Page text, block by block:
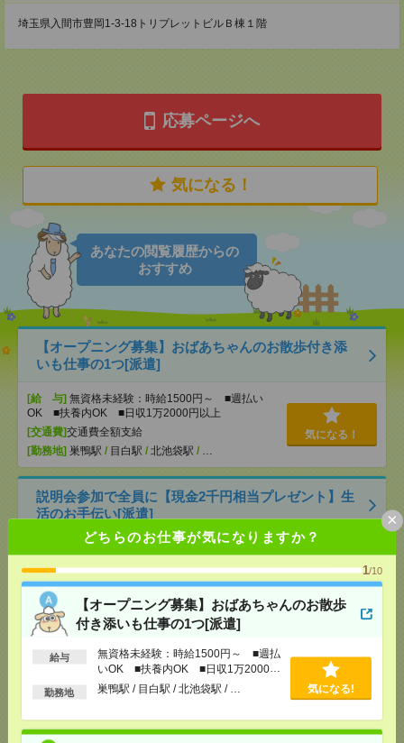
どちらのお仕事が気になりますか？
1/10
【オープニング募集】おばあちゃんのお散歩
付き添いも仕事の1つ[派遣]
給与
無資格未経験：時給1500円～ ■週払
いOK ■扶養内OK ■日収1万2000円
以上
勤務地 巣鴨駅 / 目白駅 / 北池袋駅 / … 気になる!
×
埼玉県入間市豊岡1-3-18トリプレットビルＢ棟１階
応募ページへ
気になる！
あなたの閲覧履歴からの
おすすめ
【オープニング募集】おばあちゃんのお散歩付き添
いも仕事の1つ[派遣]
[給 与] 無資格未経験：時給1500円～ ■週払い
OK ■扶養内OK ■日収1万2000円以上
[交通費]交通費全額支給
[勤務地] 巣鴨駅 / 目白駅 / 北池袋駅 / …
気になる！
説明会参加で全員に【現金2千円相当プレゼント】生
活のお手伝い[派遣]
無資格未経験：時給1350円～ ■週払い
[交通費]交通費全額支給
[勤務地]
川越市駅/南大塚駅/霞ケ関(埼玉県)駅/ …
気になる！
【シフト自由・現金手渡しOK】iPhoneなどスマホの
充電を繋げるだけ！[派遣]
[給 与]時給1414円～ ▼日払いOK（規定あ
[勤務地]新宿駅から徒歩/新宿三丁目駅から徒歩/
気になる！